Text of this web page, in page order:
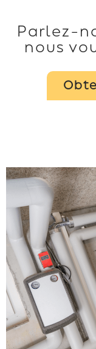
Parlez-
nous